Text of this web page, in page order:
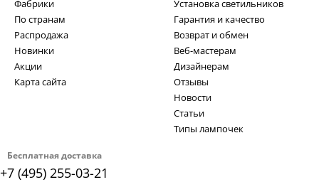
Бесплатная доставка
+7 (495) 255-03-21
Фабрики
По странам
Распродажа
Новинки
Акции
Карта сайта
Установка светильников
Гарантия и качество
Возврат и обмен
Веб-мастерам
Дизайнерам
Отзывы
Новости
Статьи
Типы лампочек